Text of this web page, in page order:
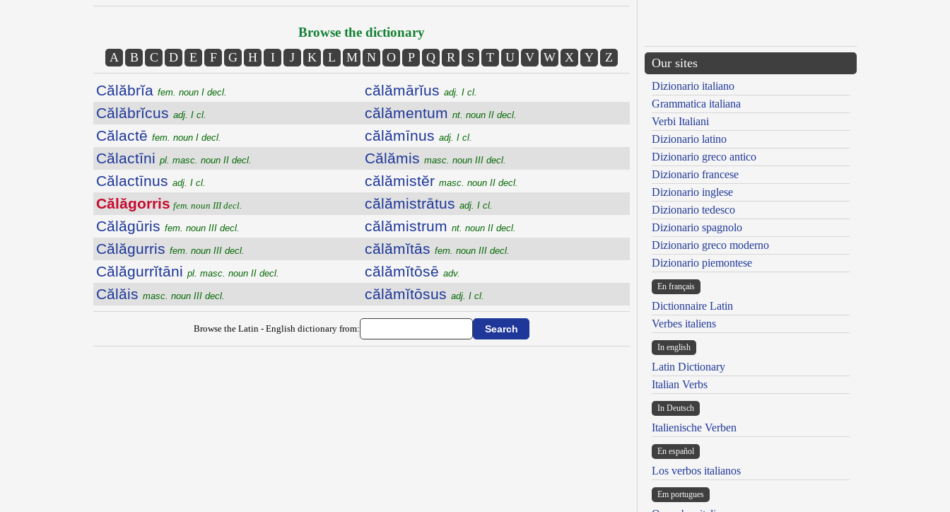
Browse the dictionary
A B C D E F G H I J K L M N O P Q R S T U V W X Y Z
Călăbrĭa fem. noun I decl.
Călăbrĭcus adj. I cl.
Călactē fem. noun I decl.
Călactīni pl. masc. noun II decl.
Călactīnus adj. I cl.
Călăgorris fem. noun III decl.
Călăgūris fem. noun III decl.
Călăgurris fem. noun III decl.
Călăgurrĭtāni pl. masc. noun II decl.
Călăis masc. noun III decl.
călămārĭus adj. I cl.
călămentum nt. noun II decl.
călămīnus adj. I cl.
Călămis masc. noun III decl.
călămistĕr masc. noun II decl.
călămistrātus adj. I cl.
călămistrum nt. noun II decl.
călămĭtās fem. noun III decl.
călămĭtōsē adv.
călămĭtōsus adj. I cl.
Browse the Latin - English dictionary from:
Our sites
Dizionario italiano
Grammatica italiana
Verbi Italiani
Dizionario latino
Dizionario greco antico
Dizionario francese
Dizionario inglese
Dizionario tedesco
Dizionario spagnolo
Dizionario greco moderno
Dizionario piemontese
En français
Dictionnaire Latin
Verbes italiens
In english
Latin Dictionary
Italian Verbs
In Deutsch
Italienische Verben
En español
Los verbos italianos
Em portugues